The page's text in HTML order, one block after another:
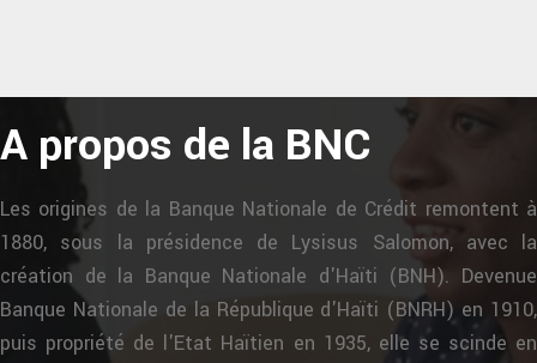
A propos de la BNC
Les origines de la Banque Nationale de Crédit remontent à
1880, sous la présidence de Lysisus Salomon, avec la
création de la Banque Nationale d'Haïti (BNH). Devenue
Banque Nationale de la République d'Haïti (BNRH) en 1910,
puis propriété de l'Etat Haïtien en 1935, elle se scinde en